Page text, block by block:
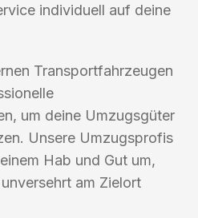
individuell auf deine
Transportfahrzeugen
um deine Umzugsgüter
Unsere Umzugsprofis
Hab und Gut um,
am Zielort